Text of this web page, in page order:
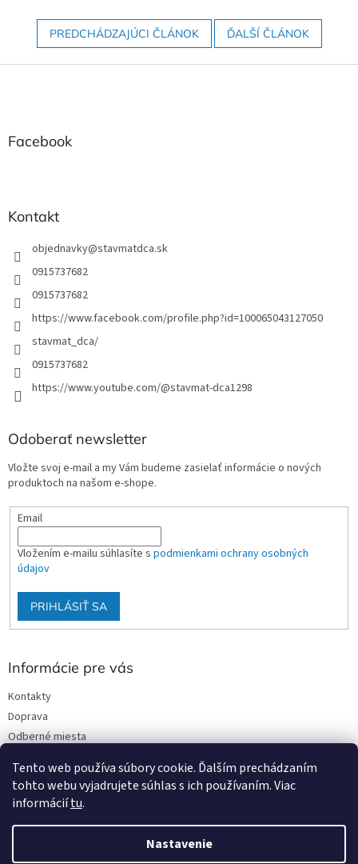
Tento web používa súbory cookie. Ďalším prechádzaním
tohto webu vyjadrujete súhlas s ich používaním. Viac
informáciítu.
Nastavenie
PREDCHÁDZAJÚCI ČLÁNOK ĎALŠÍ ČLÁNOK
Z
Facebook
Kontakt
objednavky@stavmatdca.sk
0915737682
0915737682
https://www.facebook.com/profile.php?id=100065043127050
stavmat_dca/
0915737682
https://www.youtube.com/@stavmat-dca1298
Odoberať newsletter
Vložte svoj e-mail a my Vám budeme zasielať informácie o nových
produktoch na našom e-shope.
Email
Vložením e-mailu súhlasíte s podmienkami ochrany osobných
údajov
PRIHLÁSIŤ SA
Informácie pre vás
Kontakty
Doprava
Odberné miesta
Obchodné podmienky
Vytvoril Shoptet